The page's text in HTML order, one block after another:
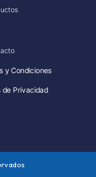
y Condiciones
de Privacidad